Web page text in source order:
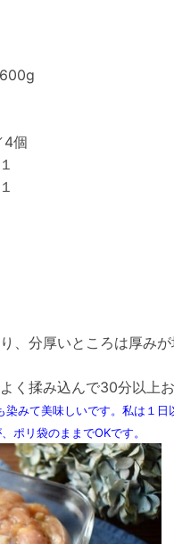
4個
分厚いところは厚みが
揉み込んで30分以上お
みて美味しいです。私は１日
ポリ袋のままでOKです。